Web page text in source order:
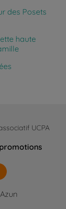
des Posets
haute
UCPA